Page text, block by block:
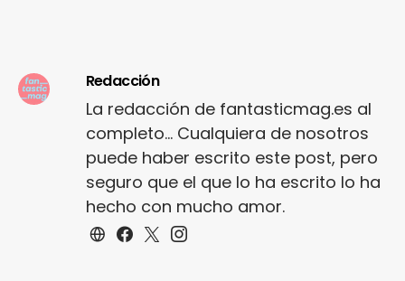
Redacción
La redacción de fantasticmag.es al
completo... Cualquiera de nosotros
puede haber escrito este post, pero
seguro que el que lo ha escrito lo ha
hecho con mucho amor.